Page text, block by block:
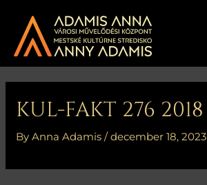
content
KUL-FAKT 276 2018
ByAnna Adamis/december 18, 2023